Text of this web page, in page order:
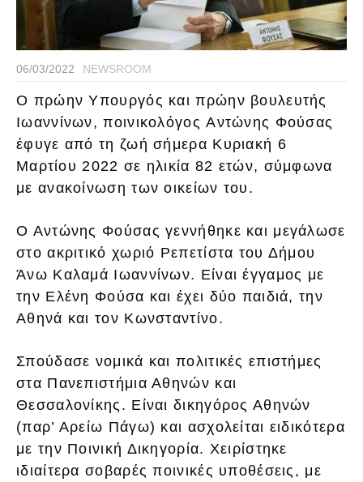
06/03/2022 NEWSROOM
Ο πρώην Υπουργός και πρώην βουλευτής
Ιωαννίνων, ποινικολόγος Αντώνης Φούσας
έφυγε από τη ζωή σήμερα Κυριακή 6
Μαρτίου 2022 σε ηλικία 82 ετών, σύμφωνα
με ανακοίνωση των οικείων του.
Ο Αντώνης Φούσας γεννήθηκε και μεγάλωσε
στο ακριτικό χωριό Ρεπετίστα του Δήμου
Άνω Καλαμά Ιωαννίνων. Είναι έγγαμος με
την Ελένη Φούσα και έχει δύο παιδιά, την
Αθηνά και τον Κωνσταντίνο.
Σπούδασε νομικά και πολιτικές επιστήμες
στα Πανεπιστήμια Αθηνών και
Θεσσαλονίκης. Είναι δικηγόρος Αθηνών
(παρ’ Αρείω Πάγω) και ασχολείται ειδικότερα
με την Ποινική Δικηγορία. Χειρίστηκε
ιδιαίτερα σοβαρές ποινικές υποθέσεις, με